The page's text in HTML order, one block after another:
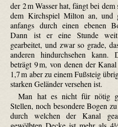
der 2 m Wasser hat, fängt bei
dem Kirchspiel Milton an, und
anfangs durch einen ebenen
Dann ist er eine Stunde
gearbeitet, und zwar so grade,
anderen hindurchsehen
beträgt 9 m, von denen der
1,7 m aber zu einem Fußsteig
starken Geländer versehen ist.
Man hat es nicht für nötig
Stellen, noch besondere Bogen
durch welchen der Kanal